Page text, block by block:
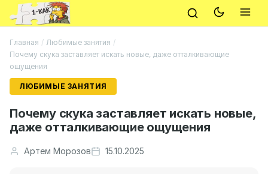
Главная / Любимые занятия /
Почему скука заставляет искать новые, даже отталкивающие
ощущения
ЛЮБИМЫЕ ЗАНЯТИЯ
Почему скука заставляет искать новые,
даже отталкивающие ощущения
Артем Морозов 15.10.2025